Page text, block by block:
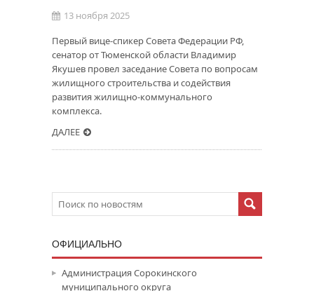
13 ноября 2025
Первый вице-спикер Совета Федерации РФ,
сенатор от Тюменской области Владимир
Якушев провел заседание Совета по вопросам
жилищного строительства и содействия
развития жилищно-коммунального
комплекса.
ДАЛЕЕ
ОФИЦИАЛЬНО
Администрация Сорокинского
муниципального округа